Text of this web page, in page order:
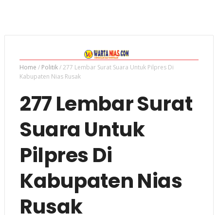
Home / Politik/277 Lembar Surat Suara Untuk Pilpres Di
Kabupaten Nias Rusak
277 Lembar Surat
Suara Untuk
Pilpres Di
Kabupaten Nias
Rusak